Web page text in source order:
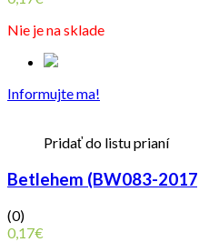
Nie je na sklade
Informujte ma!
Pridať do listu prianí
Betlehem (BW083-
(0)
0,17€